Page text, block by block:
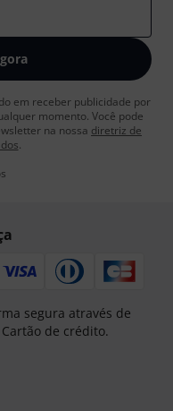
em receber publicidade por
momento. Você pode
na nossa diretriz de
.
segura através de
de crédito.